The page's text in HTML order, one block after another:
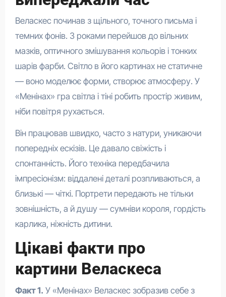
Веласкес починав з щільного, точного письма і
темних фонів. З роками перейшов до вільних
мазків, оптичного змішування кольорів і тонких
шарів фарби. Світло в його картинах не статичне
— воно моделює форми, створює атмосферу. У
«Менінах» гра світла і тіні робить простір живим,
ніби повітря рухається.
Він працював швидко, часто з натури, уникаючи
попередніх ескізів. Це давало свіжість і
спонтанність. Його техніка передбачила
імпресіонізм: віддалені деталі розпливаються, а
близькі — чіткі. Портрети передають не тільки
зовнішність, а й душу — сумніви короля, гордість
карлика, ніжність дитини.
Цікаві факти про
картини Веласкеса
Факт 1. У «Менінах» Веласкес зобразив себе з